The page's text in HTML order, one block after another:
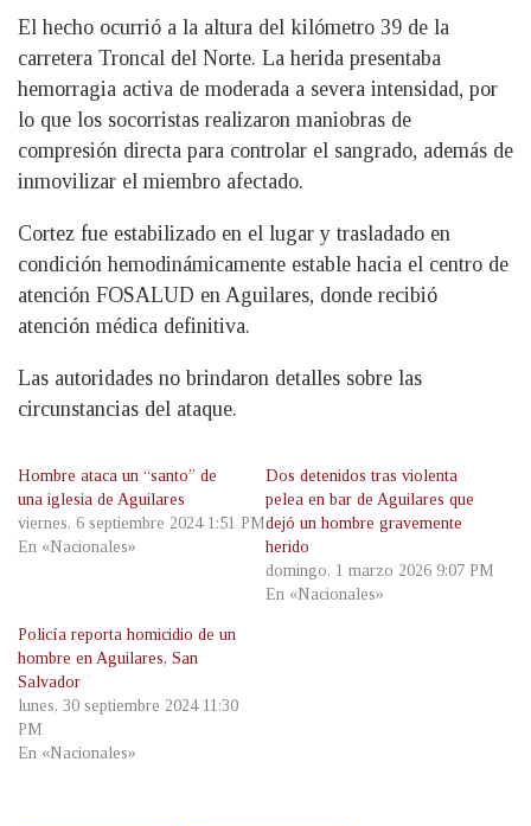
El hecho ocurrió a la altura del kilómetro 39 de la
carretera Troncal del Norte. La herida presentaba
hemorragia activa de moderada a severa intensidad, por
lo que los socorristas realizaron maniobras de
compresión directa para controlar el sangrado, además de
inmovilizar el miembro afectado.
Cortez fue estabilizado en el lugar y trasladado en
condición hemodinámicamente estable hacia el centro de
atención FOSALUD en Aguilares, donde recibió
atención médica definitiva.
Las autoridades no brindaron detalles sobre las
circunstancias del ataque.
Hombre ataca un “santo” de
una iglesia de Aguilares
viernes, 6 septiembre 2024 1:51 PM
En «Nacionales»
Dos detenidos tras violenta
pelea en bar de Aguilares que
dejó un hombre gravemente
herido
domingo, 1 marzo 2026 9:07 PM
En «Nacionales»
Policía reporta homicidio de un
hombre en Aguilares, San
Salvador
lunes, 30 septiembre 2024 11:30
PM
En «Nacionales»